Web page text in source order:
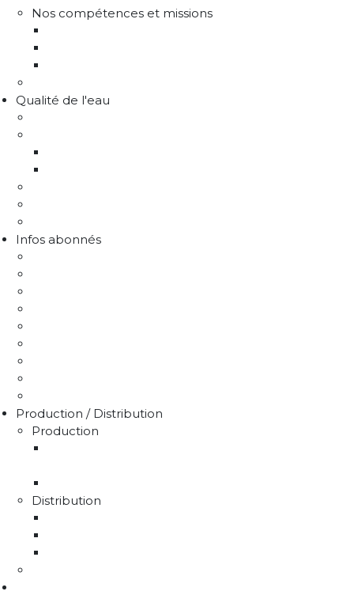
Nos compétences et missions
Qualité de l'eau
Infos abonnés
Production / Distribution
Production
Distribution